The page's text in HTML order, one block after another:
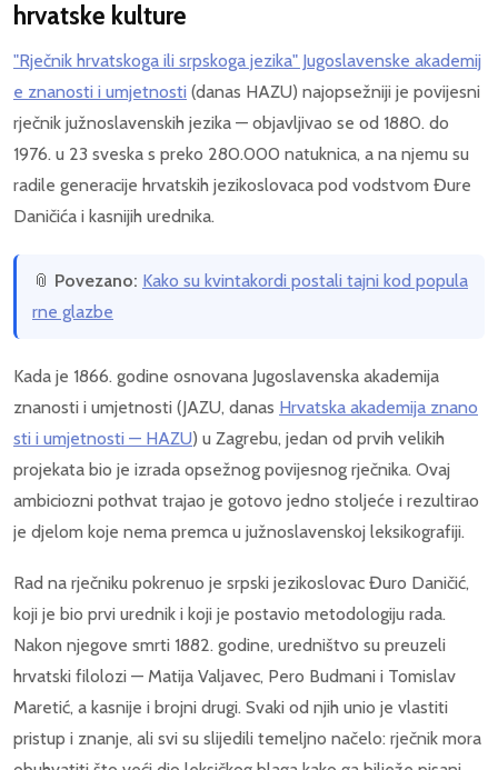
hrvatske kulture
"Rječnik hrvatskoga ili srpskoga jezika" Jugoslavenske akademij
e znanosti i umjetnosti (danas HAZU) najopsežniji je povijesni
rječnik južnoslavenskih jezika — objavljivao se od 1880. do
1976. u 23 sveska s preko 280.000 natuknica, a na njemu su
radile generacije hrvatskih jezikoslovaca pod vodstvom Đure
Daničića i kasnijih urednika.
📎 Povezano: Kako su kvintakordi postali tajni kod popula
rne glazbe
Kada je 1866. godine osnovana Jugoslavenska akademija
znanosti i umjetnosti (JAZU, danas Hrvatska akademija znano
sti i umjetnosti — HAZU) u Zagrebu, jedan od prvih velikih
projekata bio je izrada opsežnog povijesnog rječnika. Ovaj
ambiciozni pothvat trajao je gotovo jedno stoljeće i rezultirao
je djelom koje nema premca u južnoslavenskoj leksikografiji.
Rad na rječniku pokrenuo je srpski jezikoslovac Đuro Daničić,
koji je bio prvi urednik i koji je postavio metodologiju rada.
Nakon njegove smrti 1882. godine, uredništvo su preuzeli
hrvatski filolozi — Matija Valjavec, Pero Budmani i Tomislav
Maretić, a kasnije i brojni drugi. Svaki od njih unio je vlastiti
pristup i znanje, ali svi su slijedili temeljno načelo: rječnik mora